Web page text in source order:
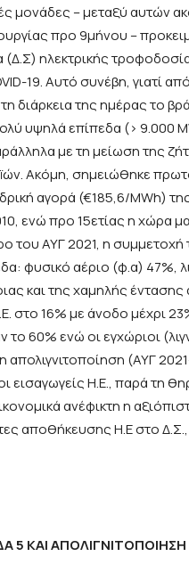
μονάδες – μεταξύ αυτών
προ 9μήνου –
ηλεκτρικής
19. Αυτό συνέβη, γιατί
διάρκεια της ημέρας το
υψηλά επίπεδα (> 9.000
με τη μείωση της
Ακόμη, σημειώθηκε
αγορά (€185,6/MWh)
ενώ προ 15ετίας η χώρα
του ΑΥΓ 2021, η
φυσικό αέριο (φ.α) 47%,
και της χαμηλής
στο 16% με άνοδο μέχρι
60% ενώ οι εγχώριοι
απολιγνιτοποίηση (ΑΥΓ
εισαγωγείς Η.Ε., παρά τη
ανέφικτη η
αποθήκευσης Η.Ε στο
ΚΑΙ ΑΠΟΛΙΓΝΙΤΟΠΟΙΗΣΗ